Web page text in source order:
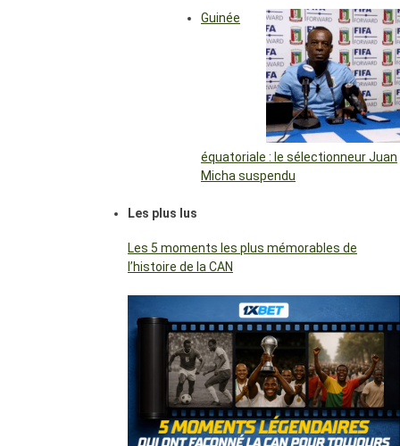
Guinée
équatoriale : le sélectionneur Juan
Micha suspendu
Les plus lus
Les 5 moments les plus mémorables de
l’histoire de la CAN